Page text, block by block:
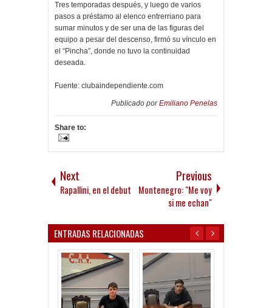
Tres temporadas después, y luego de varios
pasos a préstamo al elenco entrerriano para
sumar minutos y de ser una de las figuras del
equipo a pesar del descenso, firmó su vínculo en
el “Pincha”, donde no tuvo la continuidad
deseada.
Fuente: clubaindependiente.com
Publicado porEmiliano Penelas
Share to:
Next
Rapallini, en el debut
Previous
Montenegro: "Me voy
si me echan"
ENTRADAS RELACIONADAS